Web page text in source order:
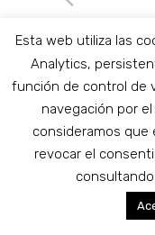
C
a
l
e
n
L M
0
e
v
e
27 0
e
v
e
28
0
e
3
0
e
4
010 0
11
18
Esta web utiliza las
Analytics,
función de control de
navegación por
consideramos que
revocar el